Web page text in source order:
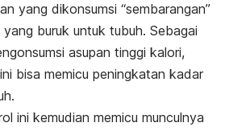
yang dikonsumsi “sembarangan”
buruk untuk tubuh. Sebagai
asupan tinggi kalori,
bisa memicu peningkatan kadar
ini kemudian memicu munculnya